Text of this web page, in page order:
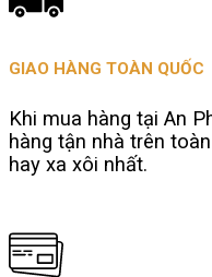
GIAO HÀNG TOÀN QUỐC
Khi mua hàng tại An
hàng tận nhà trên
hay xa xôi nhất.